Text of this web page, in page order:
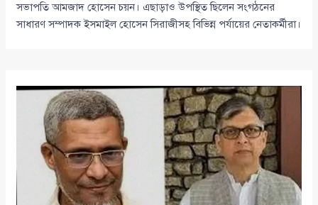
সভাপতি আমজাদ হোসেন চয়ন। এছাড়াও উপস্থিত ছিলেন সংগঠনের
সাধারণ সম্পাদক ইসমাইল হোসেন সিরাজীসহ বিভিন্ন পর্যায়ের নেতাকর্মীরা।